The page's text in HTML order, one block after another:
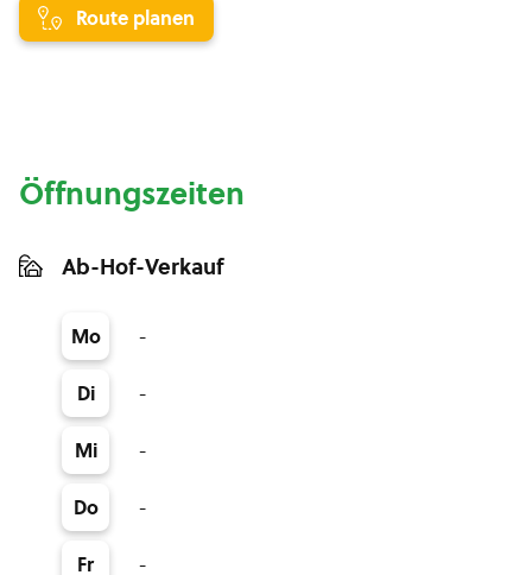
Route planen
Öffnungszeiten
Ab-Hof-Verkauf
Mo -
Di -
Mi -
Do -
Fr -